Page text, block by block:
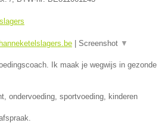
| Screenshot ▼
Ik maak je wegwijs in gezonde
ondervoeding, sportvoeding, kinderen